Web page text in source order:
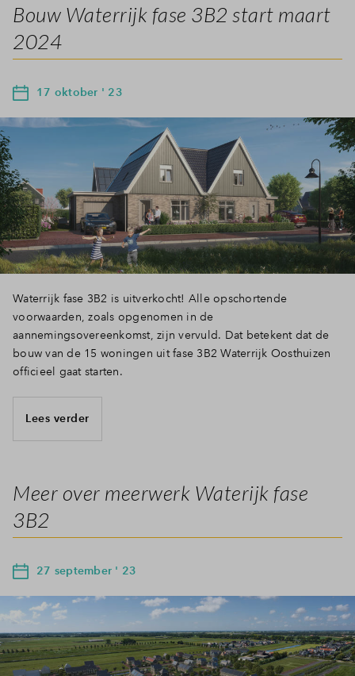
Bouw Waterrijk fase 3B2 start maart
2024
17 oktober ' 23
Waterrijk fase 3B2 is uitverkocht! Alle opschortende
voorwaarden, zoals opgenomen in de
aannemingsovereenkomst, zijn vervuld. Dat betekent dat de
bouw van de 15 woningen uit fase 3B2 Waterrijk Oosthuizen
officieel gaat starten.
Lees verder
Meer over meerwerk Waterijk fase
3B2
27 september ' 23